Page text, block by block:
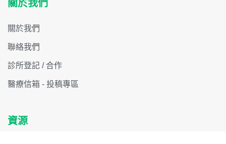
關於我們
關於我們
聯絡我們
診所登記 / 合作
醫療信箱 - 投稿專區
資源